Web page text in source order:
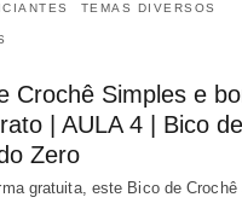
TEMAS DIVERSOS
Crochê Simples e
| AULA 4 | Bico
Zero
gratuita, este Bico de Crochê